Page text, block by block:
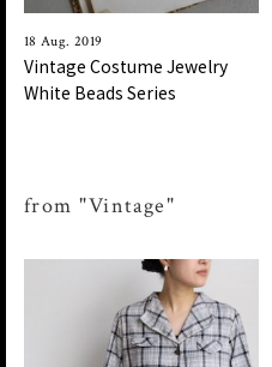
18 Aug. 2019
Vintage Costume Jewelry
White Beads Series
from "Vintage"